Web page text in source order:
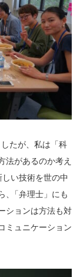
たが、私は「科
法があるのか考え
い技術を世の中
「弁理士」にも
ションは方法も対
ミュニケーション